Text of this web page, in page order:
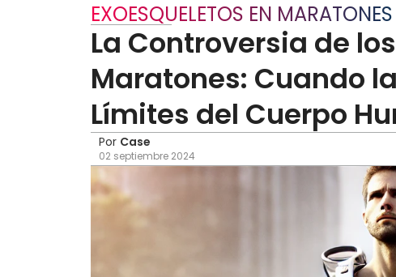
EXOESQUELETOS EN MARATONES
La Controversia de
Maratones: Cuando
Límites del Cuerpo
Por Case
02 septiembre 2024